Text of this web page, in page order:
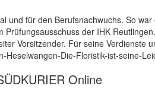
und für den Berufsnachwuchs. So
der IHK
Vorsitzender. Für seine Verdienste
Heselwangen-Die-Floristik-ist-seine-
Online